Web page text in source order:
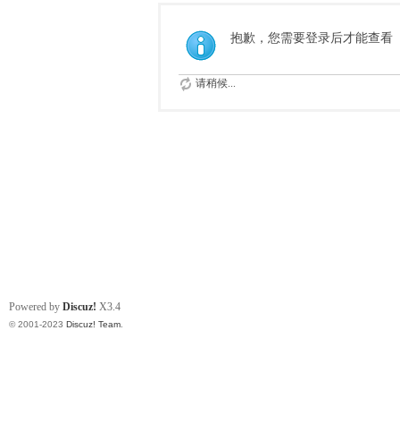
抱歉，您需要登录后才能查看
请稍候...
Powered by Discuz! X3.4
© 2001-2023 Discuz! Team.